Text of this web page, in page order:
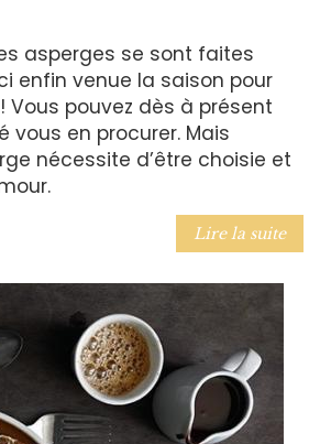
asperges se sont faites
enfin venue la saison pour
Vous pouvez dès à présent
vous en procurer. Mais
nécessite d’être choisie et
Lire la suite